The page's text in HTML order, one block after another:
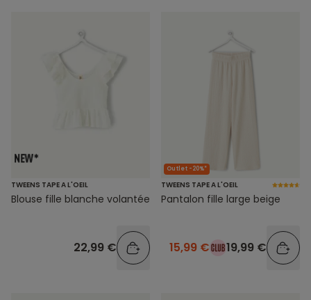
TWEENS TAPE A L'OEIL
Blouse fille blanche volantée
22,99 €
Outlet -20%*
TWEENS TAPE A L'OEIL
Pantalon fille large beige
15,99 € 19,99 €